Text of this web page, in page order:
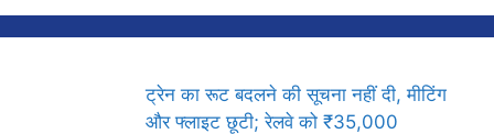
ट्रेन का रूट बदलने की सूचना नहीं दी, मीटिंग
और फ्लाइट छूटी; रेलवे को ₹35,000